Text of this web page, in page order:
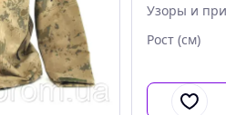
Узоры и
Рост (см)